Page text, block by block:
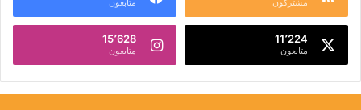
مشتركون متابعون
11٬224
متابعون
15٬628
متابعون